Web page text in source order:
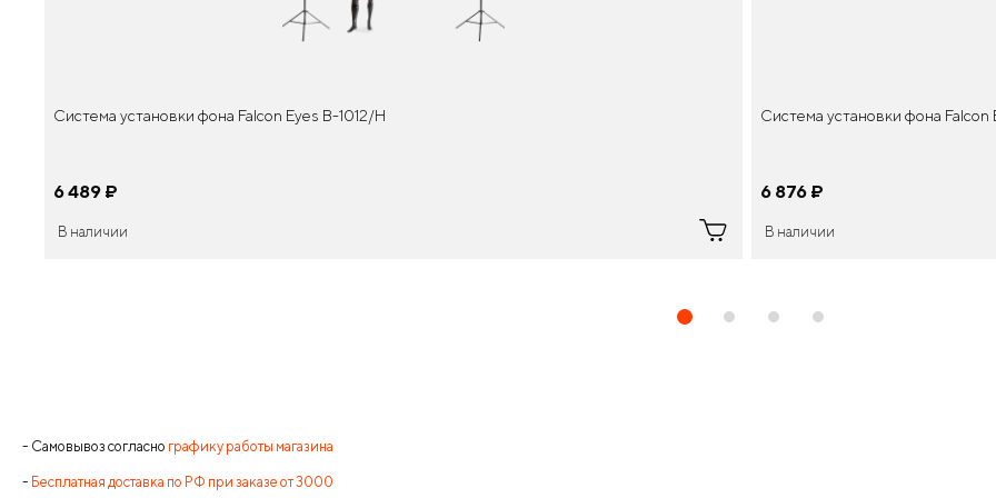
Система установки фона Falcon Eyes В-1012/H
6 489 ¤
В наличии
Система установки фона
6 876 ¤
В наличии
- Самовывоз согласно графику работы магазина
- Бесплатная доставка по РФ при заказе от 3000